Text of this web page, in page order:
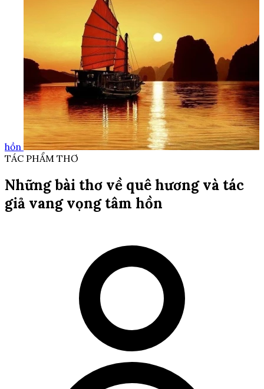
hồn
TÁC PHẨM THƠ
Những bài thơ về quê hương và tác
giả vang vọng tâm hồn